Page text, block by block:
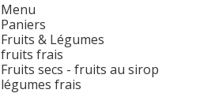
Menu
Paniers
Fruits & Légumes
fruits frais
Fruits secs - fruits au sirop
légumes frais